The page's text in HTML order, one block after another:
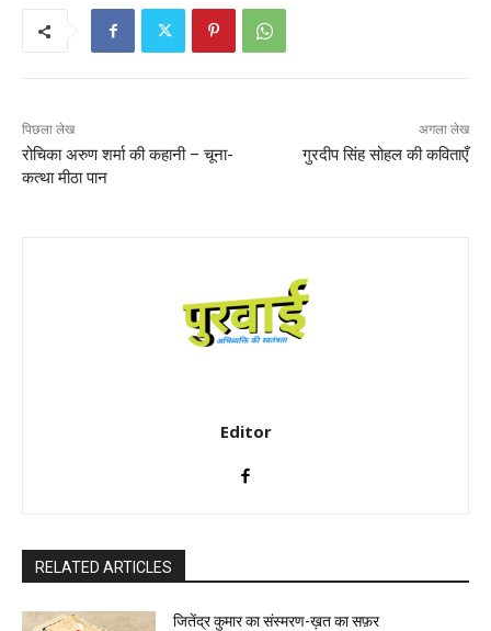
पिछला लेख
रोचिका अरुण शर्मा की कहानी – चूना-
कत्था मीठा पान
अगला लेख
गुरदीप सिंह सोहल की कविताएँ
Editor
RELATED ARTICLES
जितेंद्र कुमार का संस्मरण-ख़त का सफ़र